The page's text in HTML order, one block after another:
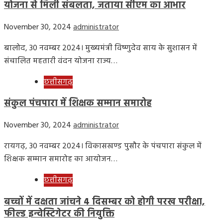
योजना से मिली संबलता, जताया सीएम का आभार
November 30, 2024administrator
बालोद, 30 नवम्बर 2024। मुख्यमंत्री विष्णुदेव साय के सुशासन में
संचालित महतारी वंदन योजना राज्य…
छत्तीसगढ़
संकुल पंचपारा में शिक्षक सम्मान समारोह
November 30, 2024administrator
रायगढ़, 30 नवम्बर 2024। विकासखण्ड पुसौर के पंचपारा संकुल में
शिक्षक सम्मान समारोह का आयोजन…
छत्तीसगढ़
बच्चों में दक्षता जांचने 4 दिसम्बर को होगी परख परीक्षा,
फील्ड इन्वेस्टिगेटर की नियुक्ति